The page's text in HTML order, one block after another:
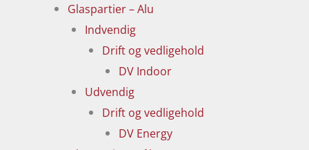
Glaspartier – Alu
Indvendig
Drift og vedligehold
DV Indoor
Udvendig
Drift og vedligehold
DV Energy